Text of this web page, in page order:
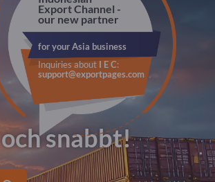
snabbt!
Export Channel -
our new partner
for your Asia business
Inquiries about I E C:
support@exportpages.com